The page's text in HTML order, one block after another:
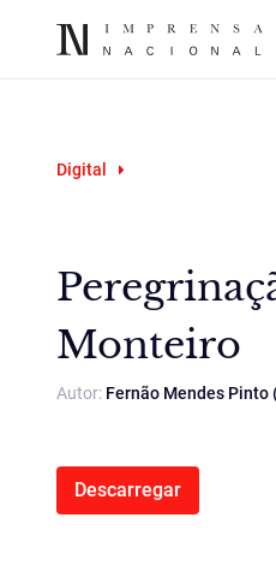
Digital
Monteiro
Autor: Fernão Mendes Pinto
Descarregar